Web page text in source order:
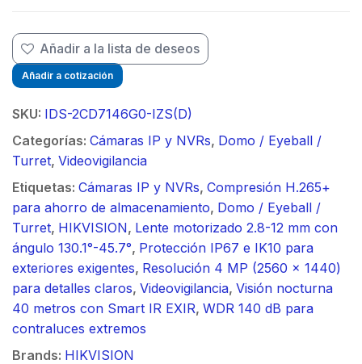
Añadir a la lista de deseos
Añadir a cotización
SKU: IDS-2CD7146G0-IZS(D)
Categorías: Cámaras IP y NVRs, Domo / Eyeball /
Turret, Videovigilancia
Etiquetas: Cámaras IP y NVRs, Compresión H.265+
para ahorro de almacenamiento, Domo / Eyeball /
Turret, HIKVISION, Lente motorizado 2.8-12 mm con
ángulo 130.1°-45.7°, Protección IP67 e IK10 para
exteriores exigentes, Resolución 4 MP (2560 x 1440)
para detalles claros, Videovigilancia, Visión nocturna
40 metros con Smart IR EXIR, WDR 140 dB para
contraluces extremos
Brands: HIKVISION